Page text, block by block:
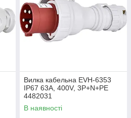
Вилка кабельна EVH-6353
IP67 63A, 400V, 3P+N+PE
4482031
В наявності